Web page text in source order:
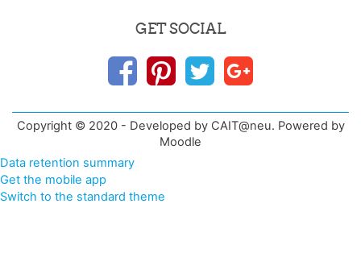
GET SOCIAL
Copyright © 2020 - Developed by CAIT@neu. Powered by
Moodle
Data retention summary
Get the mobile app
Switch to the standard theme